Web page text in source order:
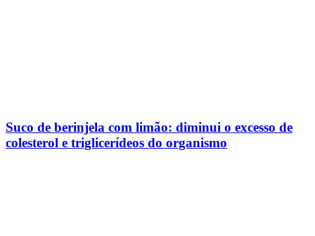
Suco de berinjela com limão: diminui o excesso de
colesterol e triglicerídeos do organismo